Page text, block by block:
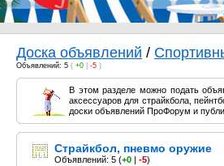
Доска объявлений /
Объявлений: 5 ( +0 -5 )
В этом разделе можно подать
аксессуаров для страйкбола,
доски объявлений ПроФорум и
Cтрайкбол, пневмо оружие
Объявлений: 5 (+0 | -5)